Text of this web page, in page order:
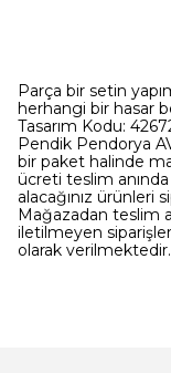
Parça bir setin
herhangi bir hasar
Tasarım Kodu:
Pendik Pendorya
bir paket halinde
ücreti teslim
alacağınız ürünleri
Mağazadan teslim
iletilmeyen
olarak verilmektedir.